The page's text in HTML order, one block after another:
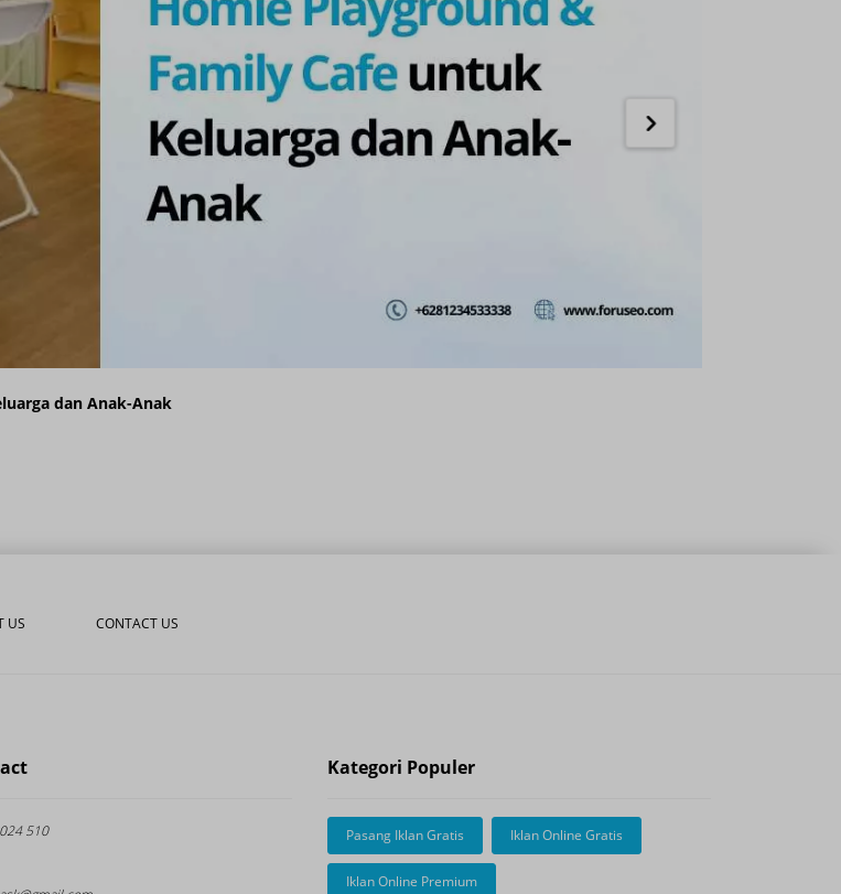
dan Anak-Anak
US CONTACT US
510
Kategori Populer
Pasang Iklan Gratis Iklan Online Gratis
Iklan Online Premium